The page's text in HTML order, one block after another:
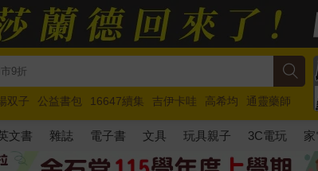
双子 公益書包 16647續集 吉伊卡哇 高希均
通靈藥師
新作 馬斯克 玩具總動員5 超慢跑
文書 雜誌 電子書 文具 玩具親子 3C電玩 家